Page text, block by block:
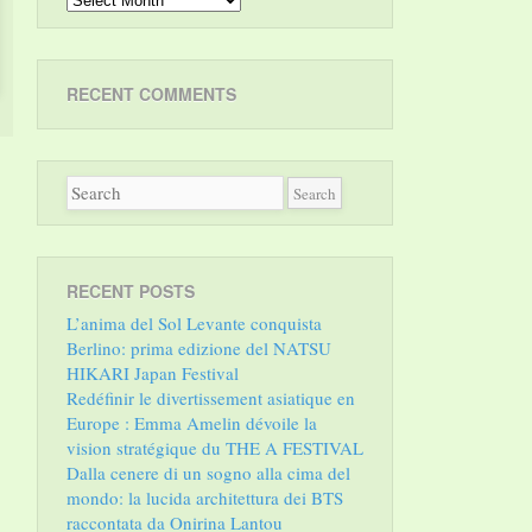
RECENT COMMENTS
RECENT POSTS
L’anima del Sol Levante conquista
Berlino: prima edizione del NATSU
HIKARI Japan Festival
Redéfinir le divertissement asiatique en
Europe : Emma Amelin dévoile la
vision stratégique du THE A FESTIVAL
Dalla cenere di un sogno alla cima del
mondo: la lucida architettura dei BTS
raccontata da Onirina Lantou